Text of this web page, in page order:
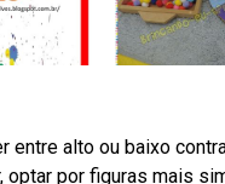
entre alto ou baixo
optar por figuras mais